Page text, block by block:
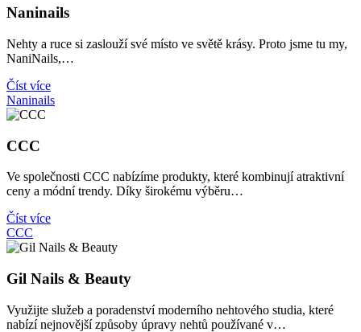
Naninails
Nehty a ruce si zaslouží své místo ve světě krásy. Proto jsme tu my,
NaniNails,…
Číst více
Naninails
CCC
Ve společnosti CCC nabízíme produkty, které kombinují atraktivní
ceny a módní trendy. Díky širokému výběru…
Číst více
CCC
Gil Nails & Beauty
Využijte služeb a poradenství moderního nehtového studia, které
nabízí nejnovější způsoby úpravy nehtů používané v…